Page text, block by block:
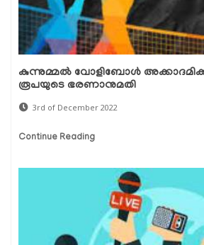
കുന്നുമ്മല്‍ വോളിബോള്‍
രൂപയുടെ ഭരണാനുമതി
3rd of December 2022
Continue Reading